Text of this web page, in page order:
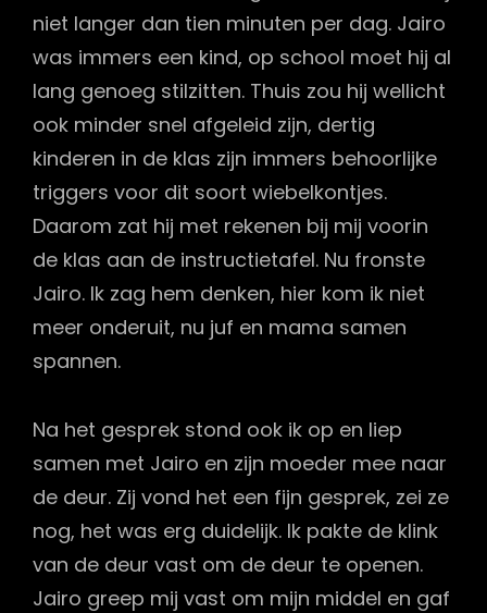
niet langer dan tien minuten per dag. Jairo
was immers een kind, op school moet hij al
lang genoeg stilzitten. Thuis zou hij wellicht
ook minder snel afgeleid zijn, dertig
kinderen in de klas zijn immers behoorlijke
triggers voor dit soort wiebelkontjes.
Daarom zat hij met rekenen bij mij voorin
de klas aan de instructietafel. Nu fronste
Jairo. Ik zag hem denken, hier kom ik niet
meer onderuit, nu juf en mama samen
spannen.
Na het gesprek stond ook ik op en liep
samen met Jairo en zijn moeder mee naar
de deur. Zij vond het een fijn gesprek, zei ze
nog, het was erg duidelijk. Ik pakte de klink
van de deur vast om de deur te openen.
Jairo greep mij vast om mijn middel en gaf